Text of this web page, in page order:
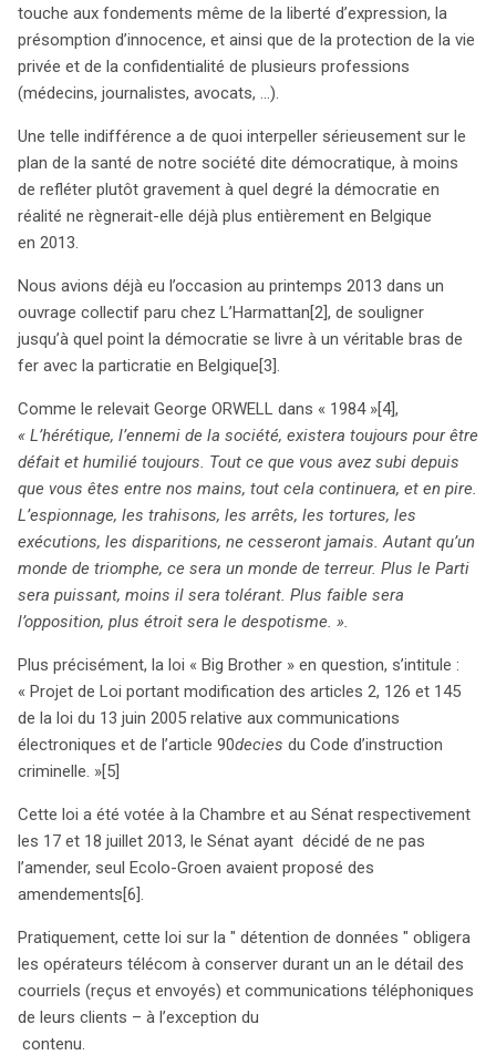
libertés fondamentales. Cette législation, qui oblige les
opérateurs télécom à conserver les données de
communication de leurs clients pendant un an, a été
adoptée sans une réelle résistance, illustrant une
cette loi menace la présomption d’innocence, la vie
privée et le secret professionnel de diverses
professions, y compris celles des avocats, médecins et
journalistes. Sous le prétexte de lutter contre le
terrorisme et la grande criminalité, cette loi permet une
surveillance généralisée, remettant en question la santé
de notre démocratie. Les critiques, notamment de la
Ligue des droits de l’homme et d’organisations
professionnelles, soulignent que cette mesure constitue
dispositions de la loi, inspirées par une directive
européenne, semblent ignorer les principes
constitutionnels belges garantissant le respect de la vie
privée et la liberté d’expression. George Orwell, dans
« 1984 », met en garde contre un monde où la
surveillance devient la norme, un avertissement qui
résonne fortement aujourd’hui. Alors que cette loi est
mise en œuvre, la question se pose : jusqu’où ira cette
dérive vers une société où la liberté individuelle est
résistance citoyenne s’avèrent plus que jamais
nécessaires pour préserver nos droits fondamentaux.
touche aux fondements même de la liberté d’expression, la
présomption d’innocence, et ainsi que de la protection de la vie
privée et de la confidentialité de plusieurs professions
(médecins, journalistes, avocats, …).
Une telle indifférence a de quoi interpeller sérieusement sur le
plan de la santé de notre société dite démocratique, à moins
de refléter plutôt gravement à quel degré la démocratie en
réalité ne règnerait-elle déjà plus entièrement en Belgique
en 2013.
Nous avions déjà eu l’occasion au printemps 2013 dans un
ouvrage collectif paru chez L’Harmattan[2], de souligner
jusqu’à quel point la démocratie se livre à un véritable bras de
fer avec la particratie en Belgique[3].
Comme le relevait George ORWELL dans « 1984 »[4],
« L’hérétique, l’ennemi de la société, existera toujours pour être
défait et humilié toujours. Tout ce que vous avez subi depuis
que vous êtes entre nos mains, tout cela continuera, et en pire.
L’espionnage, les trahisons, les arrêts, les tortures, les
exécutions, les disparitions, ne cesseront jamais. Autant qu’un
monde de triomphe, ce sera un monde de terreur. Plus le Parti
sera puissant, moins il sera tolérant. Plus faible sera
l’opposition, plus étroit sera le despotisme. ».
Plus précisément, la loi « Big Brother » en question, s’intitule :
« Projet de Loi portant modification des articles 2, 126 et 145
de la loi du 13 juin 2005 relative aux communications
électroniques et de l’article 90decies du Code d’instruction
criminelle. »[5]
Cette loi a été votée à la Chambre et au Sénat respectivement
les 17 et 18 juillet 2013, le Sénat ayant décidé de ne pas
l’amender, seul Ecolo-Groen avaient proposé des
amendements[6].
Pratiquement, cette loi sur la " détention de données " obligera
les opérateurs télécom à conserver durant un an le détail des
courriels (reçus et envoyés) et communications téléphoniques
de leurs clients – à l’exception du
contenu.